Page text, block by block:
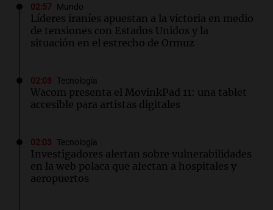
02:57 Mundo
Líderes iraníes apuestan a la victoria en medio
de tensiones con Estados Unidos y la
situación en el estrecho de Ormuz
02:03 Tecnología
Wacom presenta el MovinkPad 11: una tablet
accesible para artistas digitales
02:03 Tecnología
Investigadores alertan sobre vulnerabilidades
en la web polaca que afectan a hospitales y
aeropuertos